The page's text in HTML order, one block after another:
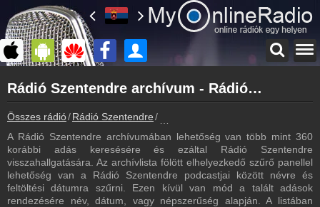
myonlineradio.hu
Rádió Szentendre
Vissza a Rádió Szentendre oldalára
Bejelentkezés
Hozz létre saját fiókot!
Műsorújság
Rádió Szentendre műsorai
Rádió Szentendre archívum - Rádió Szentendre podcasts - Rádió Szentendre visszahallgatás
Összes rádió Rádió Szentendre
A Rádió Szentendre archívumában lehetőség van több mint 360
korábbi adás keresésére és ezáltal Rádió Szentendre
visszahallgatására. Az archívlista fölött elhelyezkedő szűrő panellel
lehetőség van a Rádió Szentendre podcastjai között névre és
feltöltési dátumra szűrni. Ezen kívül van mód a talált adások
rendezésére név, dátum, vagy népszerűség alapján. A listában